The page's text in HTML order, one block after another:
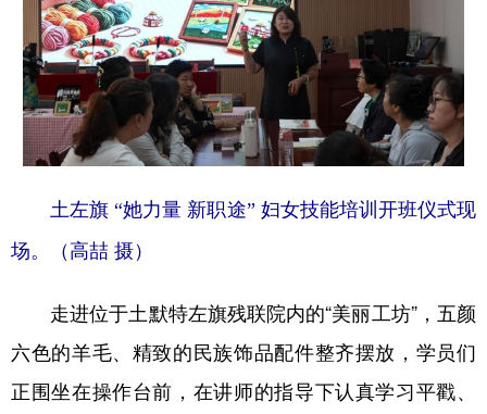
文化产业
地方频道
北京 天津 河北 山西
辽宁 吉林 上海 江苏
浙江
四川 云南 西藏
土左旗 “她力量 新职途” 妇女技能培训开班仪式现
场。（高喆 摄）
走进位于土默特左旗残联院内的“美丽工坊”，五颜
六色的羊毛、精致的民族饰品配件整齐摆放，学员们
正围坐在操作台前，在讲师的指导下认真学习平戳、